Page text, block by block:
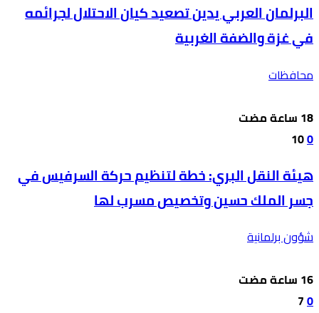
البرلمان العربي يدين تصعيد كيان الاحتلال لجرائمه
في غزة والضفة الغربية
محافظات
0
10
هيئة النقل البري: خطة لتنظيم حركة السرفيس في
جسر الملك حسين وتخصيص مسرب لها
شؤون برلمانية
0
7